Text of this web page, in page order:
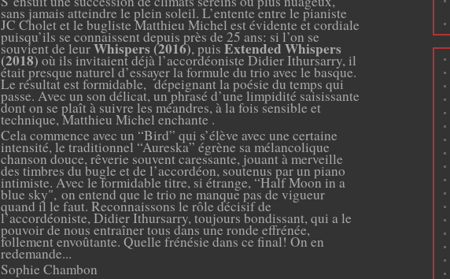
sans jamais atteindre le plein soleil. L’entente entre le pianiste
JC Cholet et le bugliste Matthieu Michel est évidente et cordiale
puisqu’ils se connaissent depuis près de 25 ans: si l’on se
souvient de leurWhispers (2016), puisExtended Whispers
(2018)où ils invitaient déjà l’accordéoniste Didier Ithursarry, il
était presque naturel d’essayer la formule du trio avec le basque.
Le résultat est formidable, dépeignant la poésie du temps qui
passe. Avec un son délicat, un phrasé d’une limpidité saisissante
dont on se plaît à suivre les méandres, à la fois sensible et
technique, Matthieu Michel enchante .
Cela commence avec un “Bird” qui s’élève avec une certaine
intensité, le traditionnel “Aureska” égrène sa mélancolique
chanson douce, rêverie souvent caressante, jouant à merveille
des timbres du bugle et de l’accordéon, soutenus par un piano
intimiste. Avec le formidable titre, si étrange, “Half Moon in a
blue sky", on entend que le trio ne manque pas de vigueur
quand il le faut. Reconnaissons le rôle décisif de
l’accordéoniste, Didier Ithursarry, toujours bondissant, qui a le
pouvoir de nous entraîner tous dans une ronde effrénée,
follement envoûtante. Quelle frénésie dans ce final! On en
redemande...
Sophie Chambon